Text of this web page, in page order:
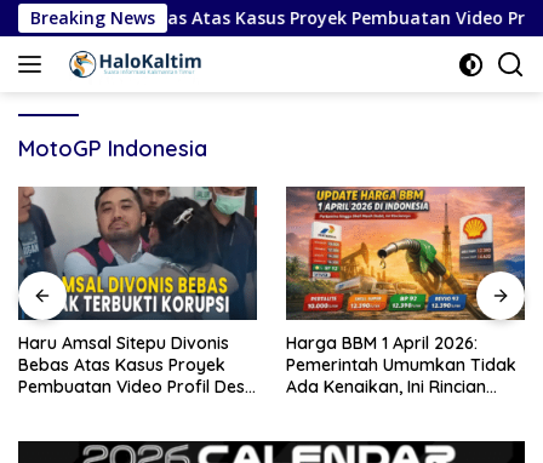
Langsung
ke
konten
Breaking News
Divonis Bebas Atas Kasus Proyek Pembuatan Video
MotoGP Indonesia
Haru Amsal Sitepu Divonis
Bebas Atas Kasus Proyek
Pembuatan Video Profil Desa
Harga BBM 1 April 2026:
Pemerintah Umumkan Tidak
Ada Kenaikan, Ini Rincian